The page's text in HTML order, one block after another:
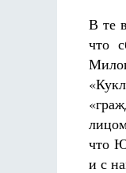
В те
что
что
и с